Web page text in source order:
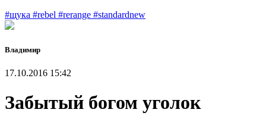
#щука #rebel #rerange #standardnew
Владимир
17.10.2016 15:42
Забытый богом уголок